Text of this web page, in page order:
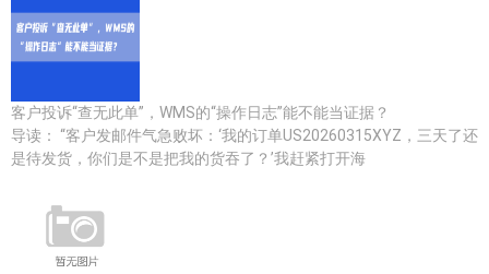
客户投诉“查无此单”，WMS的“操作日志”能不能当证据？
导读： “客户发邮件气急败坏：‘我的订单US20260315XYZ，三天了还
是待发货，你们是不是把我的货吞了？’我赶紧打开海